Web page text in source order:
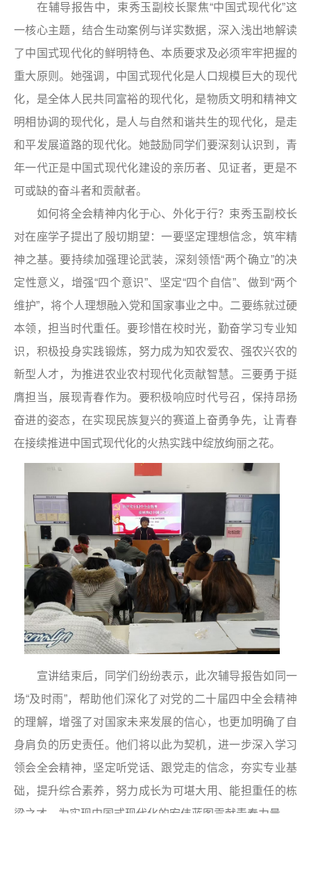
在辅导报告中，束秀玉副校长聚焦“中国式现代化”这
一核心主题，结合生动案例与详实数据，深入浅出地解读
了中国式现代化的鲜明特色、本质要求及必须牢牢把握的
重大原则。她强调，中国式现代化是人口规模巨大的现代
化，是全体人民共同富裕的现代化，是物质文明和精神文
明相协调的现代化，是人与自然和谐共生的现代化，是走
和平发展道路的现代化。她鼓励同学们要深刻认识到，青
年一代正是中国式现代化建设的亲历者、见证者，更是不
可或缺的奋斗者和贡献者。
如何将全会精神内化于心、外化于行？束秀玉副校长
对在座学子提出了殷切期望：一要坚定理想信念，筑牢精
神之基。要持续加强理论武装，深刻领悟“两个确立”的决
定性意义，增强“四个意识”、坚定“四个自信”、做到“两个
维护”，将个人理想融入党和国家事业之中。二要练就过硬
本领，担当时代重任。要珍惜在校时光，勤奋学习专业知
识，积极投身实践锻炼，努力成为知农爱农、强农兴农的
新型人才，为推进农业农村现代化贡献智慧。三要勇于挺
膺担当，展现青春作为。要积极响应时代号召，保持昂扬
奋进的姿态，在实现民族复兴的赛道上奋勇争先，让青春
在接续推进中国式现代化的火热实践中绽放绚丽之花。
宣讲结束后，同学们纷纷表示，此次辅导报告如同一
场“及时雨”，帮助他们深化了对党的二十届四中全会精神
的理解，增强了对国家未来发展的信心，也更加明确了自
身肩负的历史责任。他们将以此为契机，进一步深入学习
领会全会精神，坚定听党话、跟党走的信念，夯实专业基
础，提升综合素养，努力成长为可堪大用、能担重任的栋
梁之才，为实现中国式现代化的宏伟蓝图贡献青春力量。